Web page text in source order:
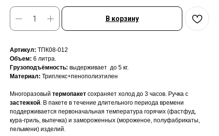
В корзину
Артикул: TПК08-012
Объем: 6 литра.
Грузоподъёмность: выдерживает до 5 кг.
Материал: Триплекс+пенополиэтилен
Многоразовый термопакет сохраняет холод до 3 часов. Ручка с
застежкой. В пакете в течение длительного периода времени
поддерживается первоначальная температура горячих (фастфуд,
кура-гриль, выпечка) и замороженных (мороженое, полуфабрикаты,
пельмени) изделий.